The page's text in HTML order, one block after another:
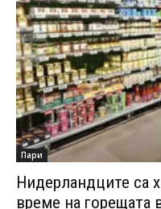
Пари
Нидерландците са
време на горещата